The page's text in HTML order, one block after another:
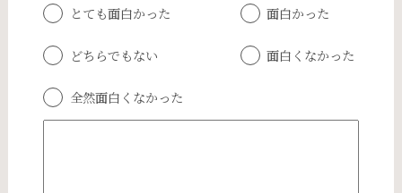
とても面白かった 面白かった
どちらでもない 面白くなかった
全然面白くなかった